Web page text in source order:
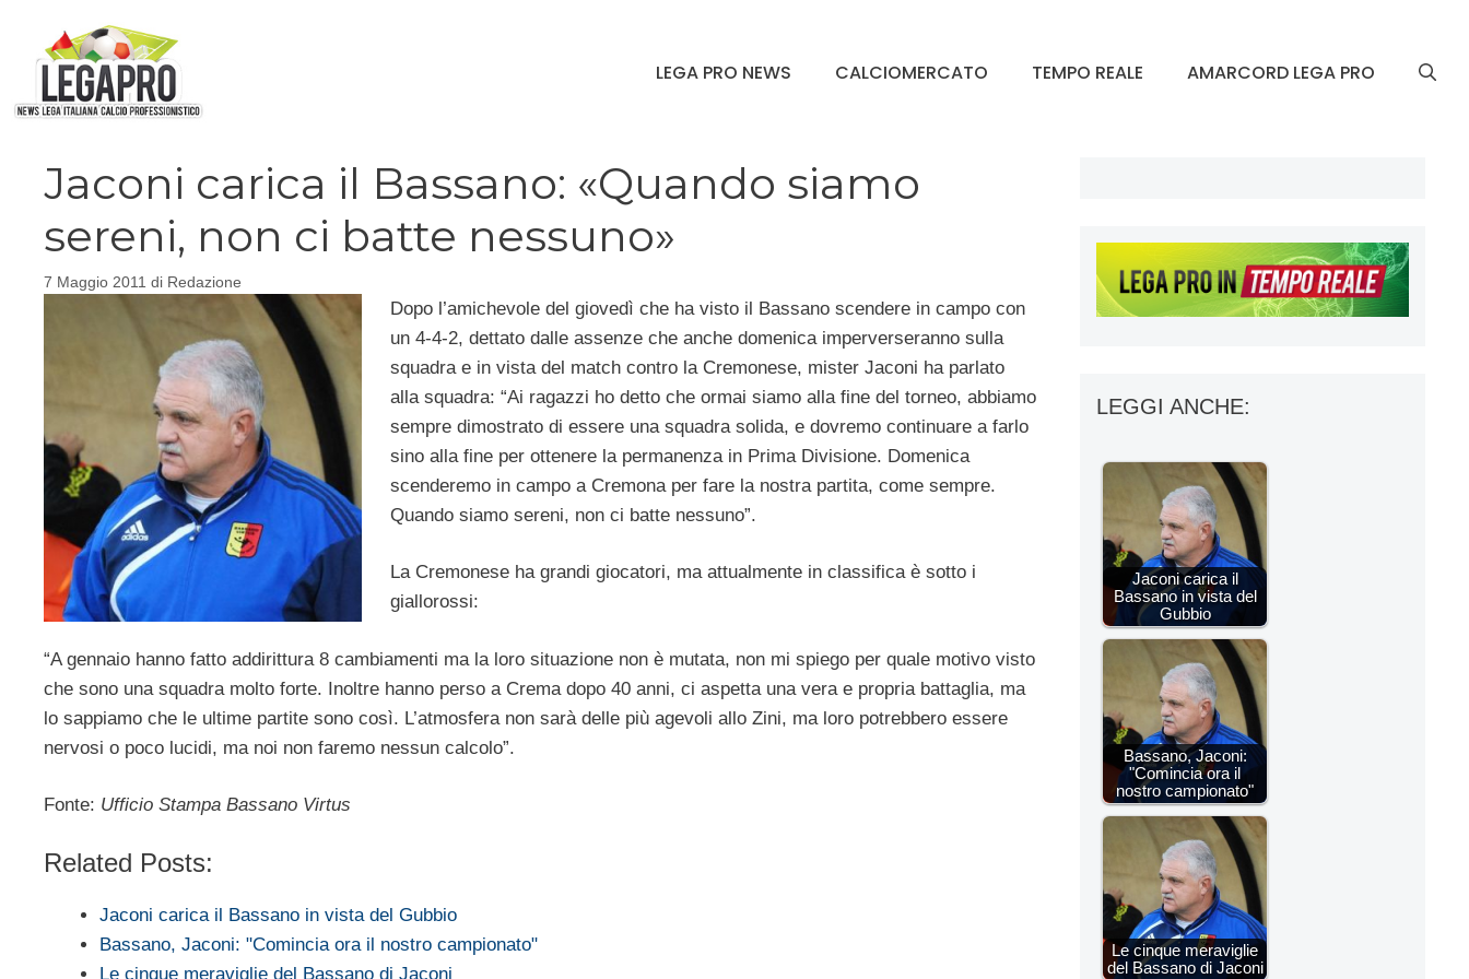
contenuto
LEGA PRO NEWS CALCIOMERCATO TEMPO REALE AMARCORD LEGA PRO
Jaconi carica il Bassano: «Quando siamo
sereni, non ci batte nessuno»
7 Maggio 2011 di Redazione
Dopo l’amichevole del giovedì che ha visto il Bassano scendere in campo con
un 4-4-2, dettato dalle assenze che anche domenica imperverseranno sulla
squadra e in vista del match contro la Cremonese, mister Jaconi ha parlato
alla squadra: “Ai ragazzi ho detto che ormai siamo alla fine del torneo, abbiamo
sempre dimostrato di essere una squadra solida, e dovremo continuare a farlo
sino alla fine per ottenere la permanenza in Prima Divisione. Domenica
scenderemo in campo a Cremona per fare la nostra partita, come sempre.
Quando siamo sereni, non ci batte nessuno”.
La Cremonese ha grandi giocatori, ma attualmente in classifica è sotto i
giallorossi:
“A gennaio hanno fatto addirittura 8 cambiamenti ma la loro situazione non è mutata, non mi spiego per quale motivo visto
che sono una squadra molto forte. Inoltre hanno perso a Crema dopo 40 anni, ci aspetta una vera e propria battaglia, ma
lo sappiamo che le ultime partite sono così. L’atmosfera non sarà delle più agevoli allo Zini, ma loro potrebbero essere
nervosi o poco lucidi, ma noi non faremo nessun calcolo”.
Fonte: Ufficio Stampa Bassano Virtus
Related Posts:
Jaconi carica il Bassano in vista del Gubbio
Bassano, Jaconi: "Comincia ora il nostro campionato"
Le cinque meraviglie del Bassano di Jaconi
LEGGI ANCHE:
Jaconi carica il
Bassano in vista del
Gubbio
Bassano, Jaconi:
"Comincia ora il
nostro campionato"
Le cinque meraviglie
del Bassano di Jaconi